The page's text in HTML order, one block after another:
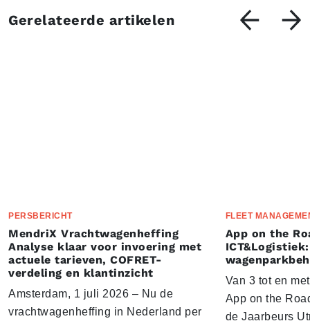
Gerelateerde artikelen
PERSBERICHT
MendriX Vrachtwagenheffing
Analyse klaar voor invoering met
actuele tarieven, COFRET-
verdeling en klantinzicht
Amsterdam, 1 juli 2026 – Nu de
vrachtwagenheffing in Nederland per
FLEET
App on the
Van 3 tot en
App on the
de Jaarbeurs